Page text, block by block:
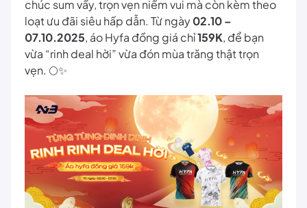
chúc sum vầy, trọn vẹn niềm vui mà còn kèm theo
loạt ưu đãi siêu hấp dẫn. Từ ngày02.10 –
07.10.2025, áo Hyfa đồng giá chỉ159K, để bạn
vừa “rinh deal hời” vừa đón mùa trăng thật trọn
vẹn. 🌕✨